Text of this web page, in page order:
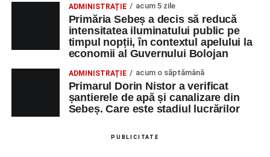
Cele patru persoane au fost transportate la Spitalul
Județean de Urgență Alba Iulia pentru acordarea
îngrijirilor medicale de specialitate.
Cei doi conducători auto nu au putut fi testați cu aparatul
etilotest, motiv pentru care le-au fost prelevate mostre
biologice, în vederea stabilirii alcoolemiei.
împrejurărilor în care s-a produs accidentul, în cadrul unui
ADMINISTRAȚIE acum 5 zile
Primăria Sebeș a decis să reducă
intensitatea iluminatului public pe
timpul nopții, în contextul apelului la
economii al Guvernului Bolojan
ADMINISTRAȚIE acum o săptămână
Primarul Dorin Nistor a verificat
șantierele de apă și canalizare din
Sebeș. Care este stadiul lucrărilor
PUBLICITATE